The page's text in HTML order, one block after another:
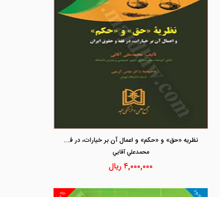
نظریه «حق» و «حکم» و اعمال آن بر خیارات، در فقه و حقوق ایران
محمدعلي آقايي
۴,۰۰۰,۰۰۰ریال